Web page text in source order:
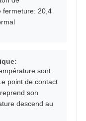
fermeture: 20,4
sont
point de contact
son
descend au